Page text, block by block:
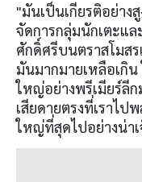
"มันเป็นเกียรติอย่า
จัดการกลุ่มนักเตะแ
ศักดิ์ศรีบนตราสโมส
มันมากมายเหลือเกิ
ใหญ่อย่างพรีเมียร์ลี
เสียดายตรงที่เราไป
ใหญ่ที่สุดไปอย่างน่า